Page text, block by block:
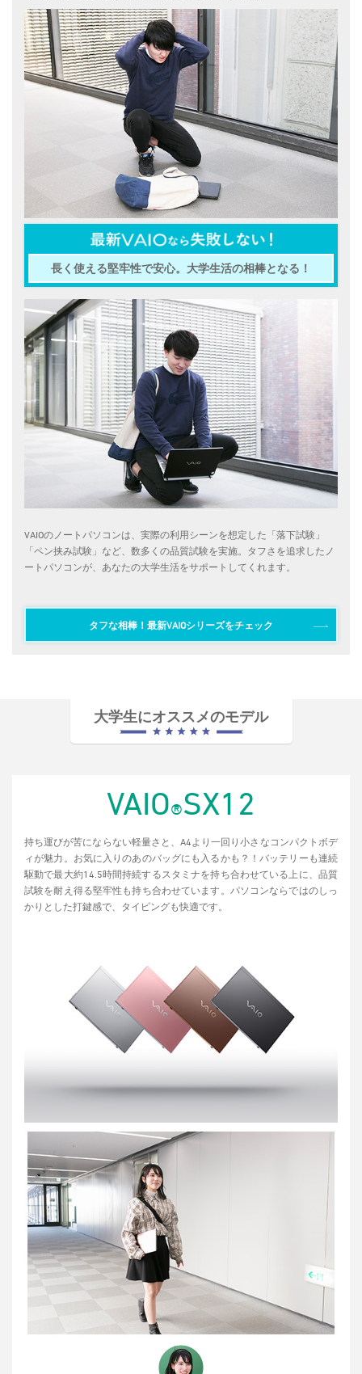
長く使える堅牢性で安心。大学生活の相棒となる！
VAIOのノートパソコンは、実際の利用シーンを想定した「落下試験」
「ペン挟み試験」など、数多くの品質試験を実施。タフさを追求したノ
ートパソコンが、あなたの大学生活をサポートしてくれます。
タフな相棒！最新VAIOシリーズをチェック
大学生にオススメのモデル
VAIO®SX12
持ち運びが苦にならない軽量さと、A4より一回り小さなコンパクトボデ
ィが魅力。お気に入りのあのバッグにも入るかも？！バッテリーも連続
駆動で最大約14.5時間持続するスタミナを持ち合わせている上に、品質
試験を耐え得る堅牢性も持ち合わせています。パソコンならではのしっ
かりとした打鍵感で、タイピングも快適です。